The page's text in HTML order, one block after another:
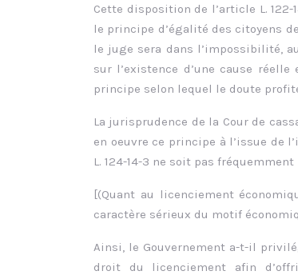
Cette disposition de l’article L.
le principe d’égalité des citoyens
le juge sera dans l’impossibilité,
sur l’existence d’une cause
principe selon lequel le doute
La jurisprudence de la Cour de
en oeuvre ce principe à l’issue de
L. 124-14-3 ne soit pas
[(Quant au licenciement
caractère sérieux du motif
Ainsi, le Gouvernement a-t-il
droit du licenciement afin